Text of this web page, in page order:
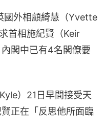
國外相顧綺慧（Yvette
首相施紀賢（Keir
閣中已有4名閣僚要
）21日早間接受天
正在「反思他所面臨